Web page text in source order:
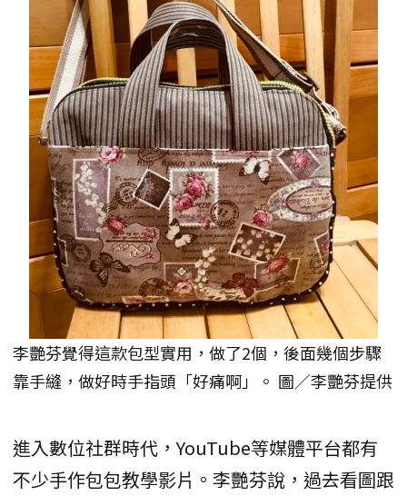
李艷芬覺得這款包型實用，做了2個，後面幾個步驟
靠手縫，做好時手指頭「好痛啊」。 圖／李艷芬提供
進入數位社群時代，YouTube等媒體平台都有
不少手作包包教學影片。李艷芬說，過去看圖跟